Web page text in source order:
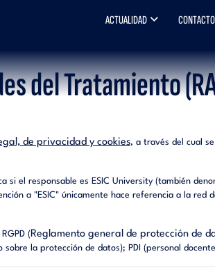
ACTUALIDAD CONTACTO
del Tratamiento
de privacidad y cookies, a través del cual
si el responsable es ESIC University (también
a "ESIC" únicamente hace referencia a la
(Reglamento general de protección de
sobre la protección de datos); PDI (personal